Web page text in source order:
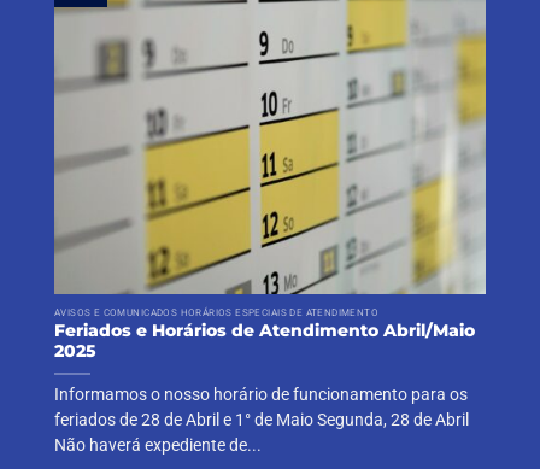
AVISOS E COMUNICADOS HORÁRIOS ESPECIAIS DE ATENDIMENTO
Feriados e Horários de Atendimento Abril/Maio
2025
Informamos o nosso horário de funcionamento para os
feriados de 28 de Abril e 1° de Maio Segunda, 28 de Abril
Não haverá expediente de...